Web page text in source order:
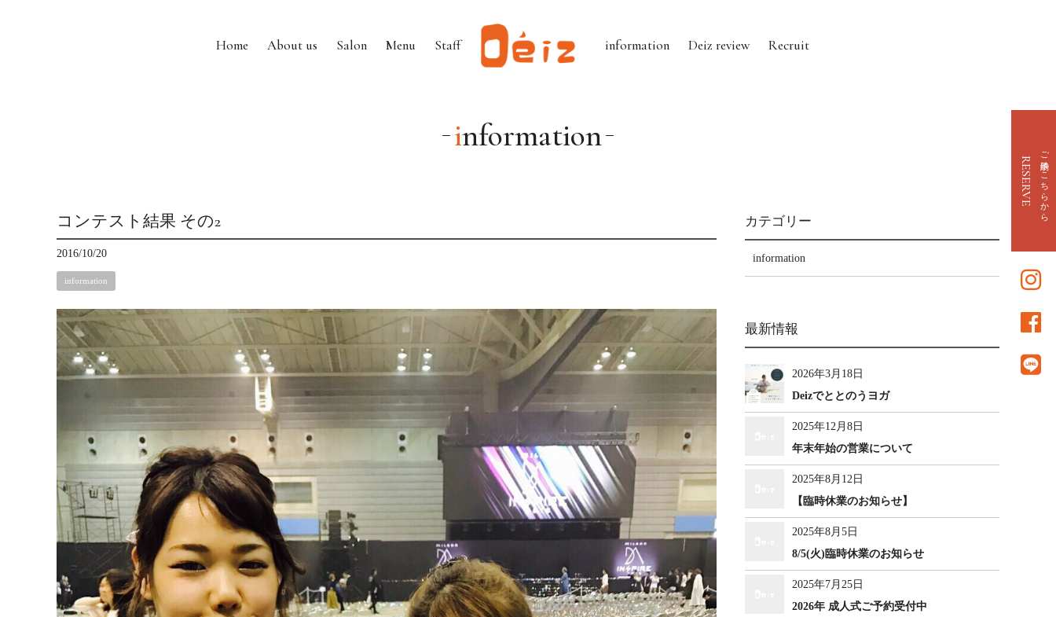
Home About us Salon Menu Staff information Deiz review Recruit
ご予約はこちらから
RESERVE
information
コンテスト結果 その2
2016/10/20
information
カテゴリー
information
最新情報
2026年3月18日
Deizでととのうヨガ
2025年12月8日
年末年始の営業について
2025年8月12日
【臨時休業のお知らせ】
2025年8月5日
8/5(火)臨時休業のお知らせ
2025年7月25日
2026年 成人式ご予約受付中